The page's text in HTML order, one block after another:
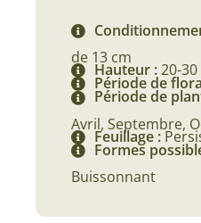
de 13 cm
Hauteur :20-
Période de
Période de
Avril, Septembre,
Feuillage :
Formes
Buissonnant